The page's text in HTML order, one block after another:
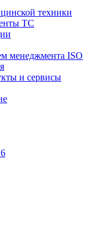
техники
ТС
менеджмента ISO
и сервисы